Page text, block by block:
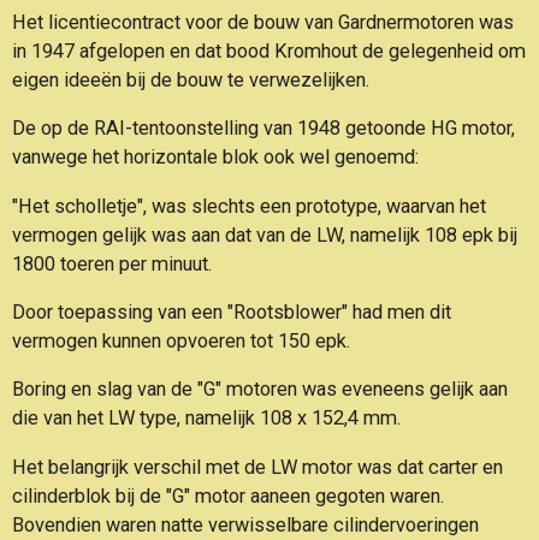
Het licentiecontract voor de bouw van Gardnermotoren was
in 1947 afgelopen en dat bood Kromhout de gelegenheid om
eigen ideeën bij de bouw te verwezelijken.
De op de RAI-tentoonstelling van 1948 getoonde HG motor,
vanwege het horizontale blok ook wel genoemd:
"Het scholletje", was slechts een prototype, waarvan het
vermogen gelijk was aan dat van de LW, namelijk 108 epk bij
1800 toeren per minuut.
Door toepassing van een "Rootsblower" had men dit
vermogen kunnen opvoeren tot 150 epk.
Boring en slag van de "G" motoren was eveneens gelijk aan
die van het LW type, namelijk 108 x 152,4 mm.
Het belangrijk verschil met de LW motor was dat carter en
cilinderblok bij de "G" motor aaneen gegoten waren.
Bovendien waren natte verwisselbare cilindervoeringen